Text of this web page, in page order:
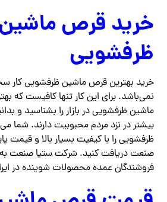
خرید قرص
ظرفشویی
خرید بهترین قرص ماشین ظرفشویی کار
نمی‌باشد. برای این کار تنها کافیست که
ماشین ظرفشویی در بازار را بشناسید و
بیشتر در نزد مردم محبوبیت دارند. شما
ظرفشویی را با کیفیت بسیار بالا و قیمت
صنعت دریافت کنید‌. شرکت ستیا صنعت به
فروشندگان عمده محصولات شوینده در